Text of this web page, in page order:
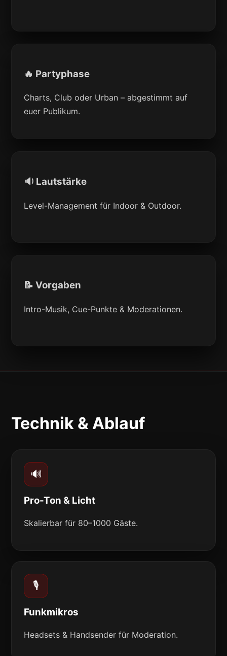
🔥 Partyphase
Charts, Club oder Urban – abgestimmt auf
euer Publikum.
🔉 Lautstärke
Level-Management für Indoor & Outdoor.
📝 Vorgaben
Intro-Musik, Cue-Punkte & Moderationen.
Technik & Ablauf
🔊
Pro-Ton & Licht
Skalierbar für 80–1000 Gäste.
🎙️
Funkmikros
Headsets & Handsender für Moderation.